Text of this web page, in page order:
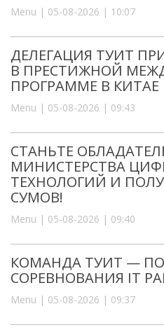
Menu | 05-08-2026 | 10:07
ДЕЛЕГАЦИЯ ТУИТ
В ПРЕСТИЖНОЙ
ПРОГРАММЕ В КИТАЕ
Menu | 05-08-2026 | 09:43
СТАНЬТЕ
МИНИСТЕРСТВА
ТЕХНОЛОГИЙ И
СУМОВ!
Menu | 05-08-2026 | 09:40
КОМАНДА ТУИТ —
СОРЕВНОВАНИЯ IT
Menu | 05-08-2026 | 09:37